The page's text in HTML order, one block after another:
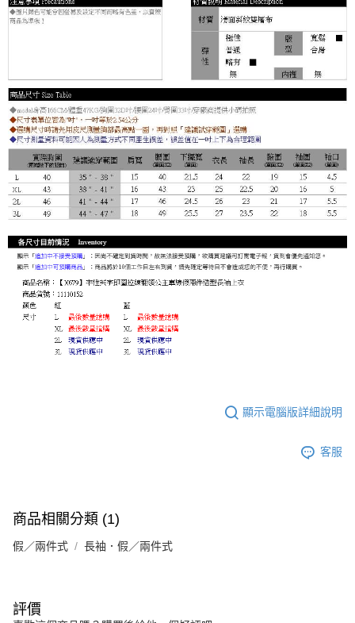
顯示電腦版詳細說明
客服
商品相關分類 (1)
假／兩件式 長袖．假／兩件式
評價